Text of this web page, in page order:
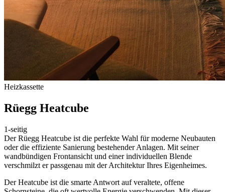
Heizkassette
Rüegg Heatcube
1-seitig
Der Rüegg Heatcube ist die perfekte Wahl für moderne Neubauten
oder die effiziente Sanierung bestehender Anlagen. Mit seiner
wandbündigen Frontansicht und einer individuellen Blende
verschmilzt er passgenau mit der Architektur Ihres Eigenheimes.
Der Heatcube ist die smarte Antwort auf veraltete, offene